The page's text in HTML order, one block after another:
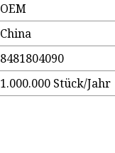
OEM
China
8481804090
1.000.000 Stück/Jahr